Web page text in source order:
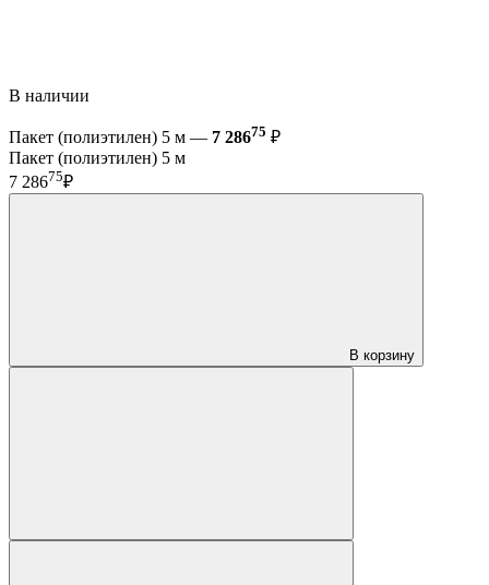
В наличии
Пакет (полиэтилен) 5 м — 7 28675 ₽
Пакет (полиэтилен) 5 м
7 28675₽
В корзину